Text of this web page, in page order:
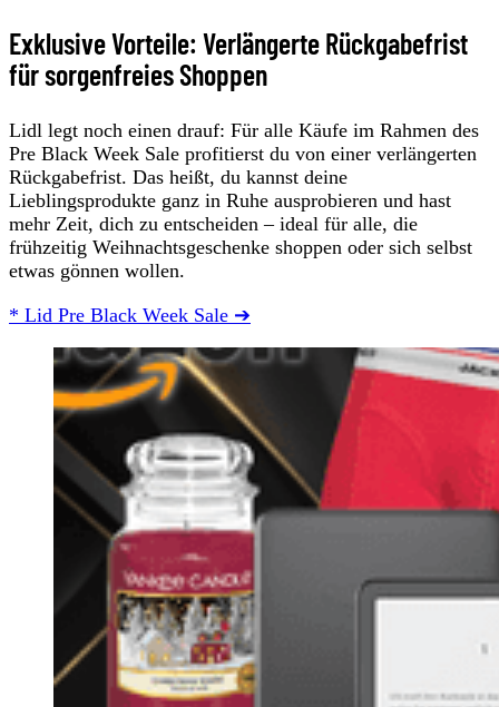
Exklusive Vorteile: Verlängerte Rückgabefrist
für sorgenfreies Shoppen
Lidl legt noch einen drauf: Für alle Käufe im Rahmen des
Pre Black Week Sale profitierst du von einer verlängerten
Rückgabefrist. Das heißt, du kannst deine
Lieblingsprodukte ganz in Ruhe ausprobieren und hast
mehr Zeit, dich zu entscheiden – ideal für alle, die
frühzeitig Weihnachtsgeschenke shoppen oder sich selbst
etwas gönnen wollen.
* Lid Pre Black Week Sale ➔